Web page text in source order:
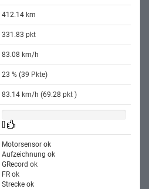
412.14 km
331.83 pkt
83.08 km/h
23 % (39 Pkte)
83.14 km/h (69.28 pkt )
Motorsensor ok
Aufzeichnung ok
GRecord ok
FR ok
Strecke ok